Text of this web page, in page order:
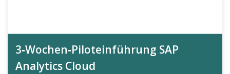
3‑Wochen‑Piloteinführung SAP
Analytics Cloud